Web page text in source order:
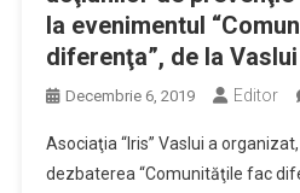
la evenimentul
diferenţa”, de la Vaslui
Decembrie 6, 2019 Editor
Asociaţia “Iris” Vaslui a
dezbaterea “Comunităţile fac